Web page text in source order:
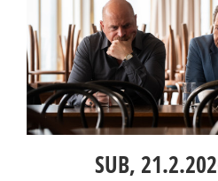
SUB,